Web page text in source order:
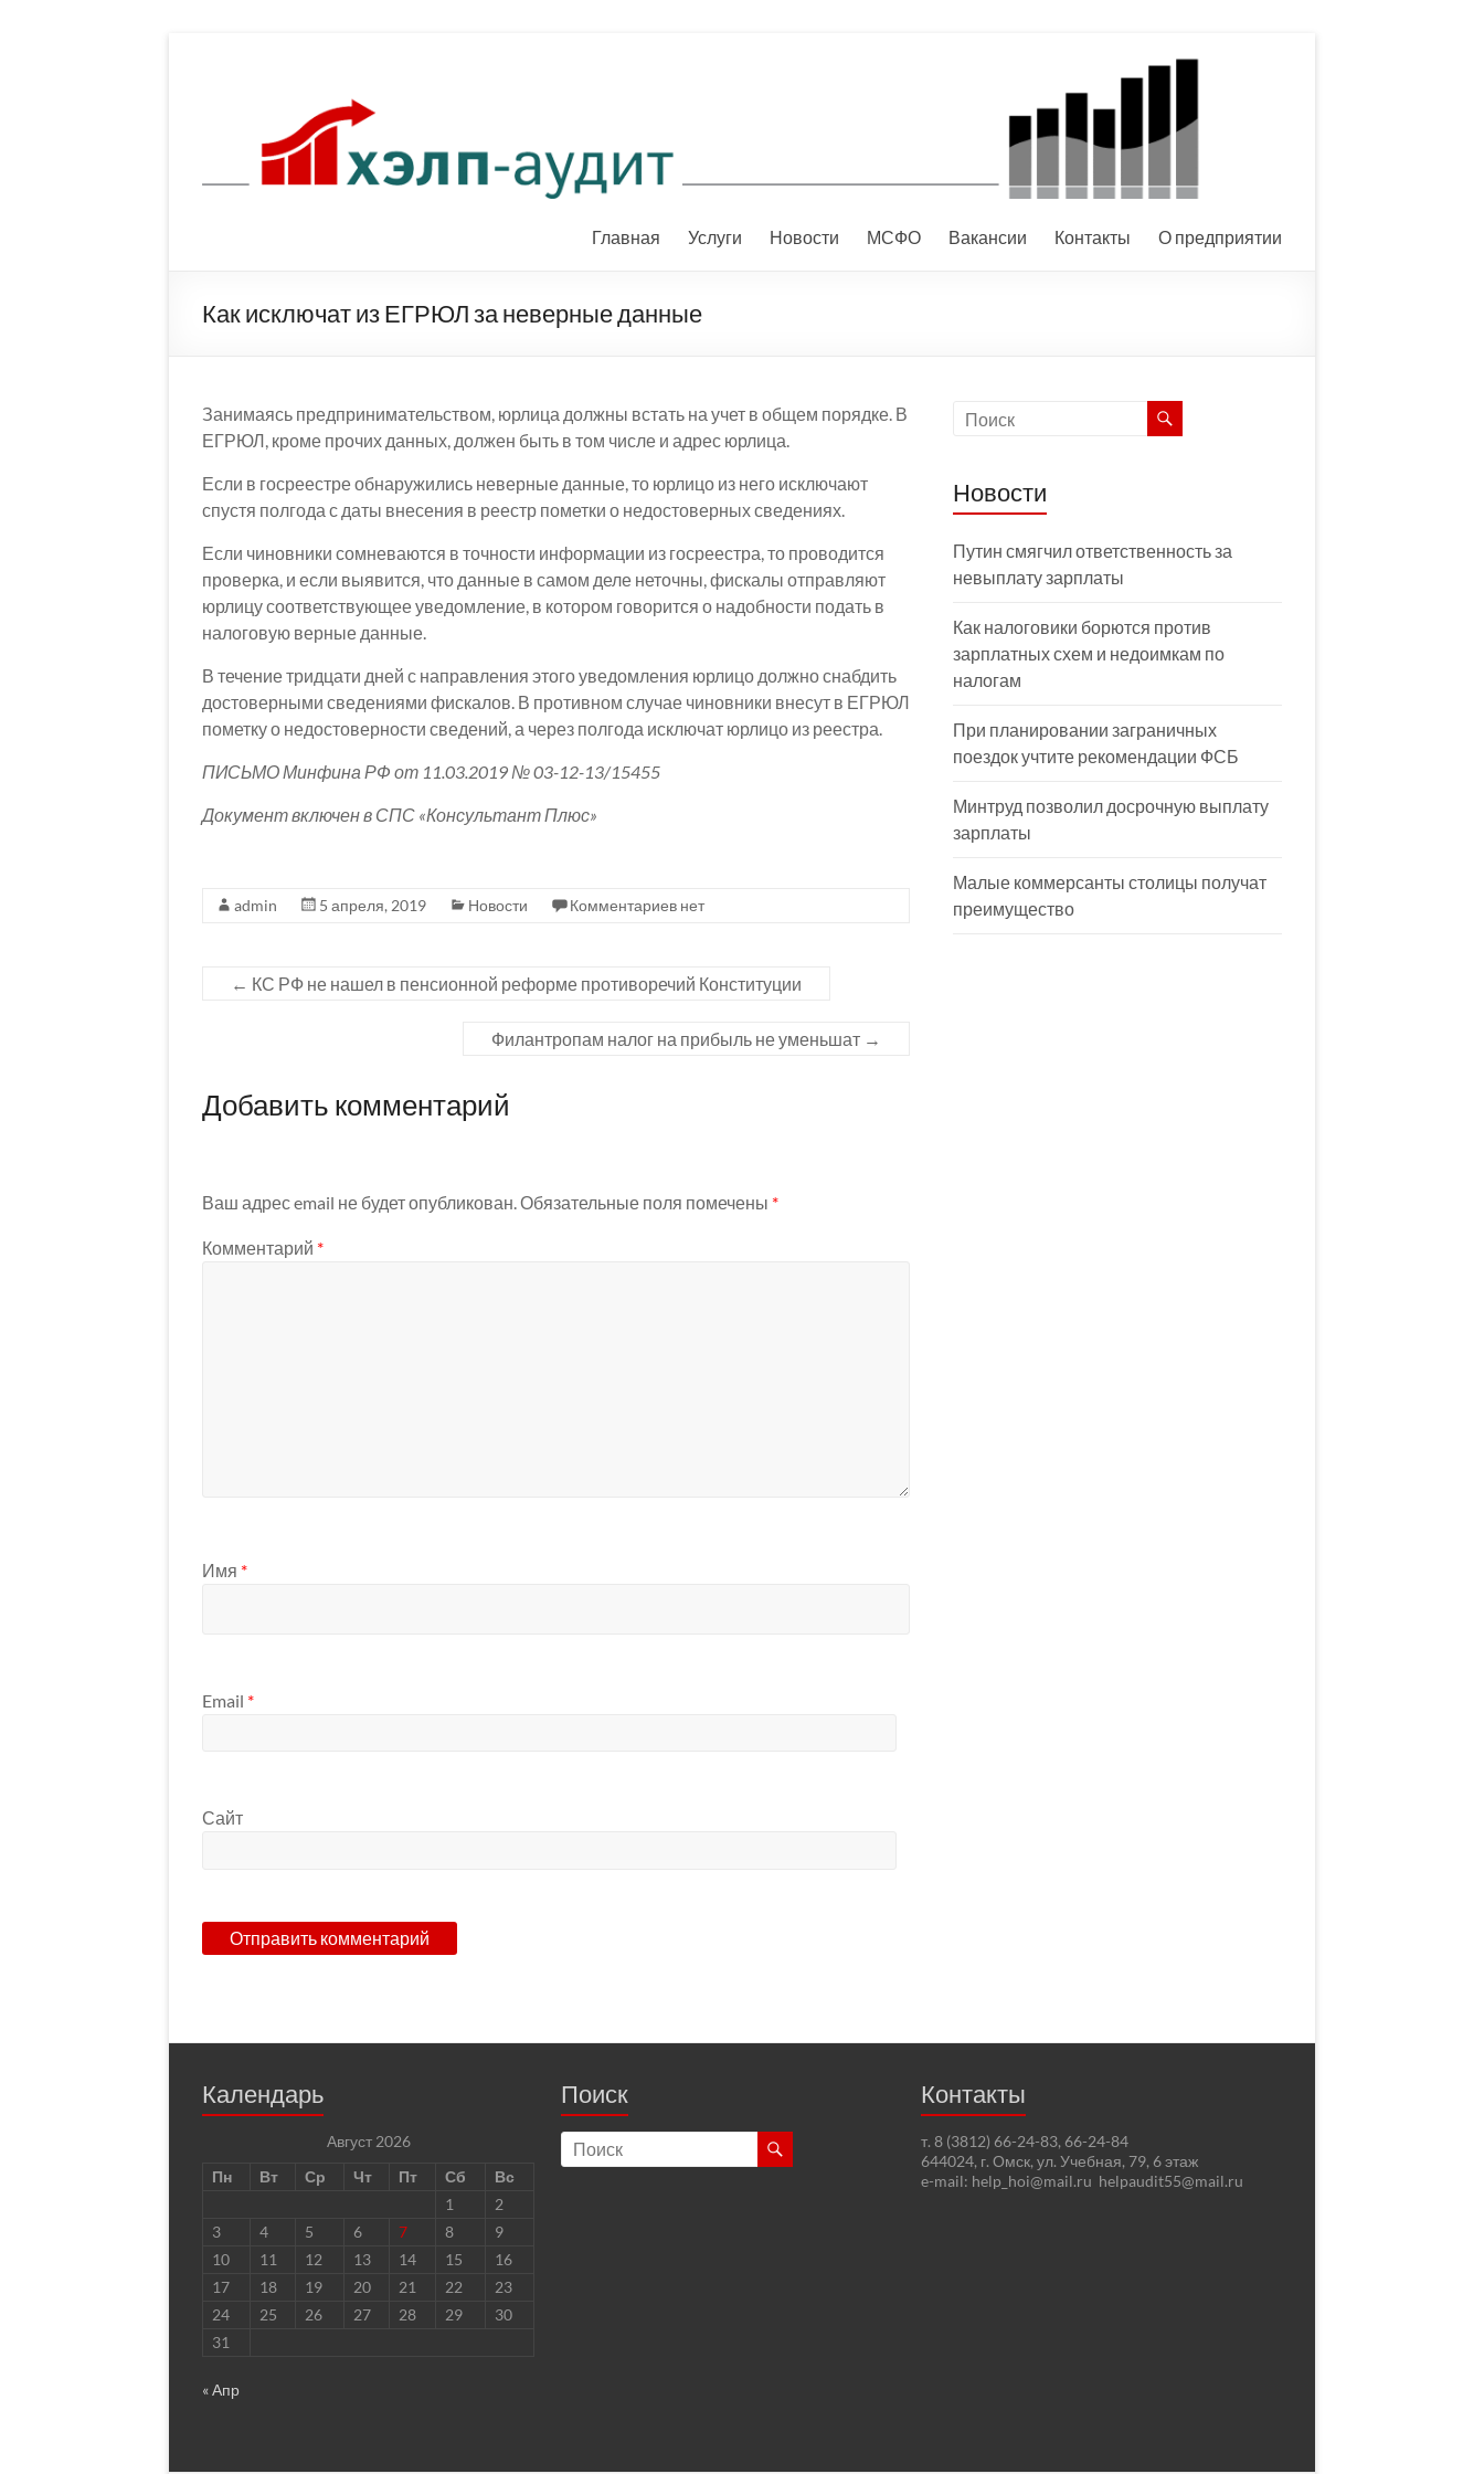
Главная Услуги Новости МСФО Вакансии Контакты О предприятии
Как исключат из ЕГРЮЛ за неверные данные
Занимаясь предпринимательством, юрлица должны встать на учет в общем порядке. В
ЕГРЮЛ, кроме прочих данных, должен быть в том числе и адрес юрлица.
Если в госреестре обнаружились неверные данные, то юрлицо из него исключают
спустя полгода с даты внесения в реестр пометки о недостоверных сведениях.
Если чиновники сомневаются в точности информации из госреестра, то проводится
проверка, и если выявится, что данные в самом деле неточны, фискалы отправляют
юрлицу соответствующее уведомление, в котором говорится о надобности подать в
налоговую верные данные.
В течение тридцати дней с направления этого уведомления юрлицо должно снабдить
достоверными сведениями фискалов. В противном случае чиновники внесут в ЕГРЮЛ
пометку о недостоверности сведений, а через полгода исключат юрлицо из реестра.
ПИСЬМО Минфина РФ от 11.03.2019 № 03-12-13/15455
Документ включен в СПС «Консультант Плюс»
admin 5 апреля, 2019 Новости Комментариев нет
← КС РФ не нашел в пенсионной реформе противоречий Конституции
Филантропам налог на прибыль не уменьшат →
Добавить комментарий
Ваш адрес email не будет опубликован. Обязательные поля помечены *
Комментарий *
Имя *
Email *
Сайт
Новости
Путин смягчил ответственность за
невыплату зарплаты
Как налоговики борются против
зарплатных схем и недоимкам по
налогам
При планировании заграничных
поездок учтите рекомендации ФСБ
Минтруд позволил досрочную выплату
зарплаты
Малые коммерсанты столицы получат
преимущество
Календарь
Август 2026
Пн
Вт Ср Чт Пт Сб
Вс
1
2
3
4 5 6 7 8
9
10
11 12 13 14 15
16
17
18 19 20 21 22
23
24
25 26 27 28 29
30
31
« Апр
Поиск Контакты
т. 8 (3812) 66-24-83, 66-24-84
644024, г. Омск, ул. Учебная, 79, 6 этаж
e-mail: help_hoi@mail.ru helpaudit55@mail.ru